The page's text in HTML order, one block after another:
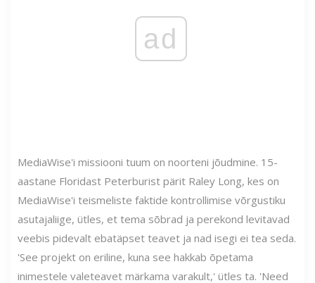
ad
MediaWise'i missiooni tuum on noorteni jõudmine. 15-
aastane Floridast Peterburist pärit Raley Long, kes on
MediaWise'i teismeliste faktide kontrollimise võrgustiku
asutajaliige, ütles, et tema sõbrad ja perekond levitavad
veebis pidevalt ebatäpset teavet ja nad isegi ei tea seda.
'See projekt on eriline, kuna see hakkab õpetama
inimestele valeteavet märkama varakult,' ütles ta. 'Need